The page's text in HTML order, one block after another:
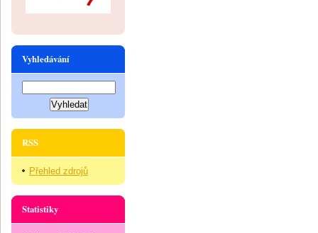
Vyhledávání
RSS
Přehled zdrojů
Statistiky